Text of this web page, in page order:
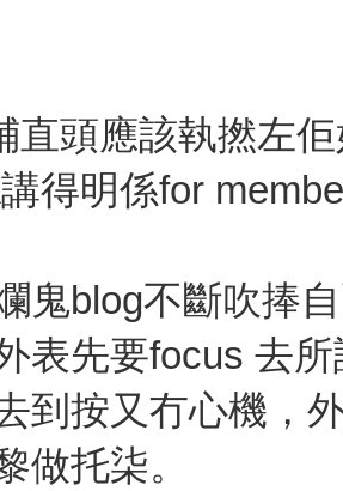
直頭應該執撚左
得明係for
鬼blog不斷吹捧
表先要focus 去
到按又冇心機，
做托柒。